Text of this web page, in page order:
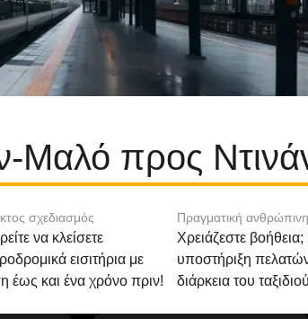
Μαλό προς
σχεδιασμός
να κλείσετε
εισιτήρια με
έως και ένα χρόνο πριν!
Πραγματική
Χρειάζεστε
υποστήριξη
διάρκεια του